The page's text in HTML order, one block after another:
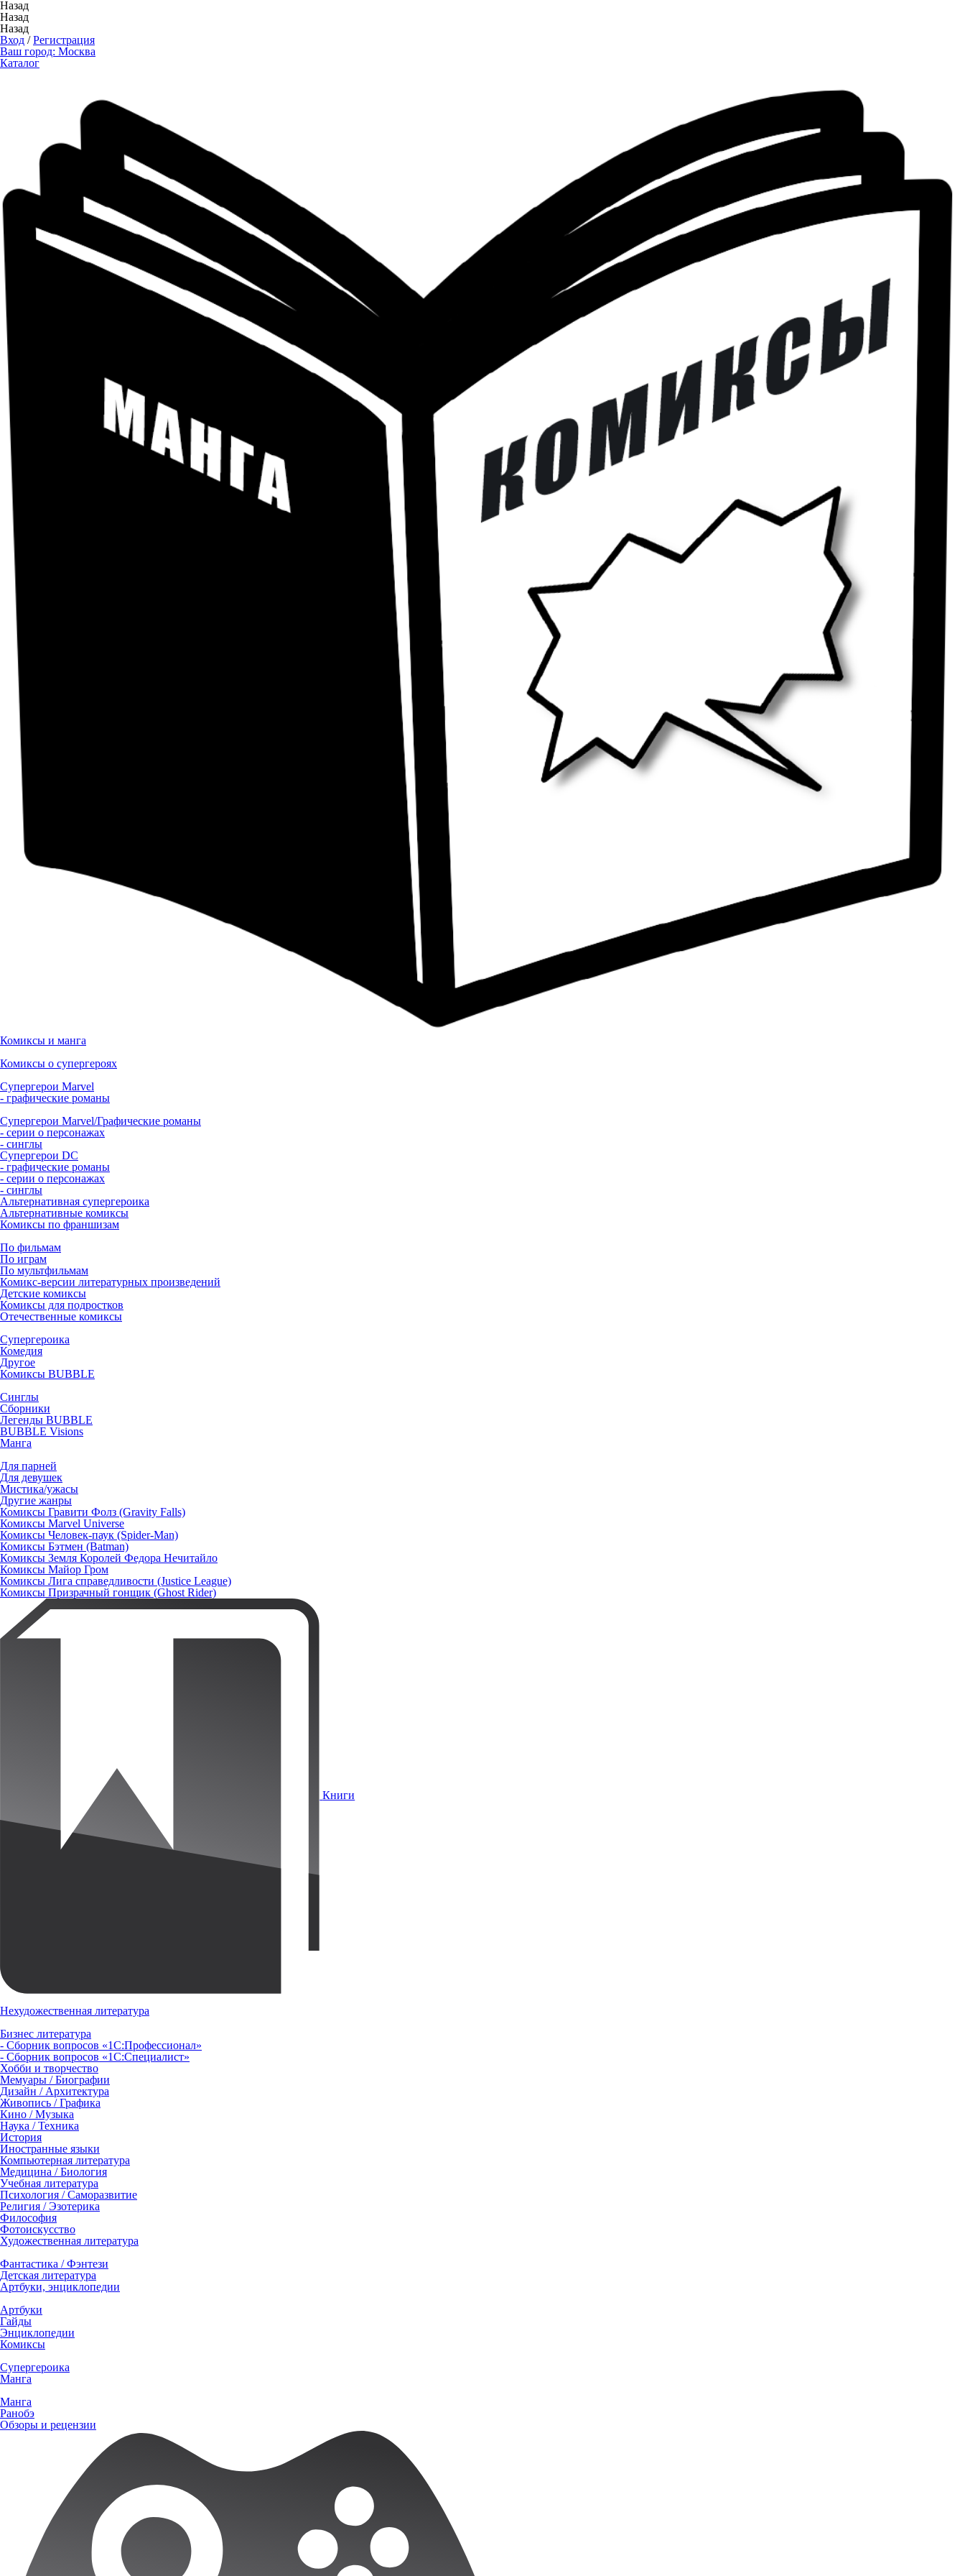
Назад
Назад
Назад
Вход /Регистрация
Ваш город: Москва
Каталог
Комиксы и манга
Комиксы о супергероях
Супергерои Marvel
- графические романы
Супергерои Marvel/Графические романы
- серии о персонажах
- синглы
Супергерои DC
- графические романы
- серии о персонажах
- синглы
Альтернативная супергероика
Альтернативные комиксы
Комиксы по франшизам
По фильмам
По играм
По мультфильмам
Комикс-версии литературных произведений
Детские комиксы
Комиксы для подростков
Отечественные комиксы
Супергероика
Комедия
Другое
Комиксы BUBBLE
Синглы
Сборники
Легенды BUBBLE
BUBBLE Visions
Манга
Для парней
Для девушек
Мистика/ужасы
Другие жанры
Комиксы Гравити Фолз (Gravity Falls)
Комиксы Marvel Universe
Комиксы Человек-паук (Spider-Man)
Комиксы Бэтмен (Batman)
Комиксы Земля Королей Федора Нечитайло
Комиксы Майор Гром
Комиксы Лига справедливости (Justice League)
Комиксы Призрачный гонщик (Ghost Rider)
Книги
Нехудожественная литература
Бизнес литература
- Сборник вопросов «1С:Профессионал»
- Сборник вопросов «1С:Специалист»
Хобби и творчество
Мемуары / Биографии
Дизайн / Архитектура
Живопись / Графика
Кино / Музыка
Наука / Техника
История
Иностранные языки
Компьютерная литература
Медицина / Биология
Учебная литература
Психология / Саморазвитие
Религия / Эзотерика
Философия
Фотоискусство
Художественная литература
Фантастика / Фэнтези
Детская литература
Артбуки, энциклопедии
Артбуки
Гайды
Энциклопедии
Комиксы
Супергероика
Манга
Манга
Ранобэ
Обзоры и рецензии